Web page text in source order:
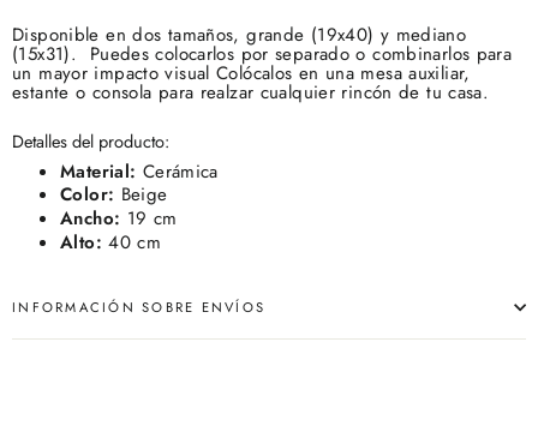
Disponible en dos tamaños, grande (19x40) y mediano
(15x31). Puedes colocarlos por separado o combinarlos para
un mayor impacto visual Colócalos en una mesa auxiliar,
estante o consola para realzar cualquier rincón de tu casa.
Detalles del producto:
Material: Cerámica
Color: Beige
Ancho: 19 cm
Alto: 40 cm
INFORMACIÓN SOBRE ENVÍOS